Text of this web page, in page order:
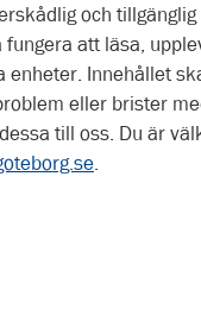
och
fungera att läsa,
enheter. Innehållet
eller brister
till oss. Du är
.